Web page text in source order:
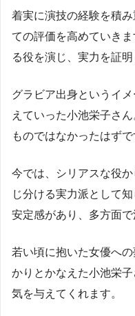
着実に演技の経験を積
ての評価を高めていき
る役を演じ、実力を証明
グラビア出身というイ
えていった小池栄子さ
ものではなかったはずで
今では、シリアスな役
じ分ける実力派として
安定感があり、多方面で
若い頃に抱いた女優へ
かりとかなえた小池栄
気を与えてくれます。